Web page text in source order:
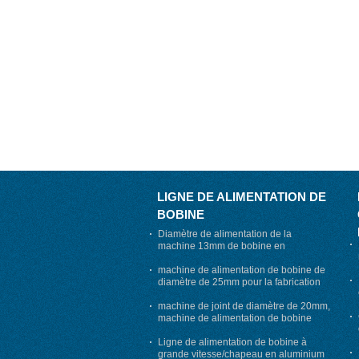
LIGNE DE ALIMENTATION DE
BOBINE
Diamètre de alimentation de la
machine 13mm de bobine en
aluminium pharmaceutique de
chapeau exportant le Pakistan
machine de alimentation de bobine de
diamètre de 25mm pour la fabrication
de chapeau de médecine et de vin
machine de joint de diamètre de 20mm,
machine de alimentation de bobine
pharmaceutique de chapeau
Ligne de alimentation de bobine à
grande vitesse/chapeau en aluminium